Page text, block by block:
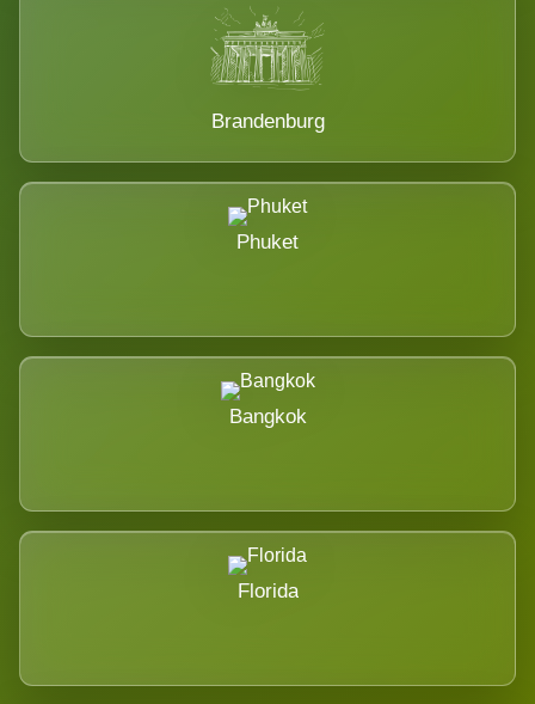
Brandenburg
Phuket
Bangkok
Florida